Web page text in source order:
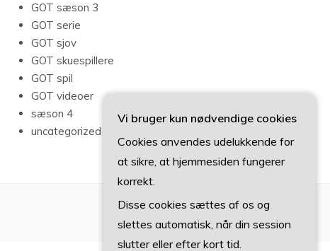
GOT sæson 3
GOT serie
GOT sjov
GOT skuespillere
GOT spil
GOT videoer
sæson 4
uncategorized
Vi bruger kun nødvendige cookies
Cookies anvendes udelukkende for
at sikre, at hjemmesiden fungerer
korrekt.
Disse cookies sættes af os og
slettes automatisk, når din session
slutter eller efter kort tid.